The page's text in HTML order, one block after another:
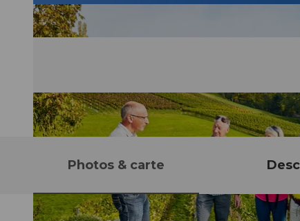
Photos & carte